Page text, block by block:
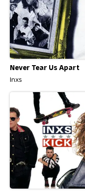
Never Tear Us Apart
Inxs